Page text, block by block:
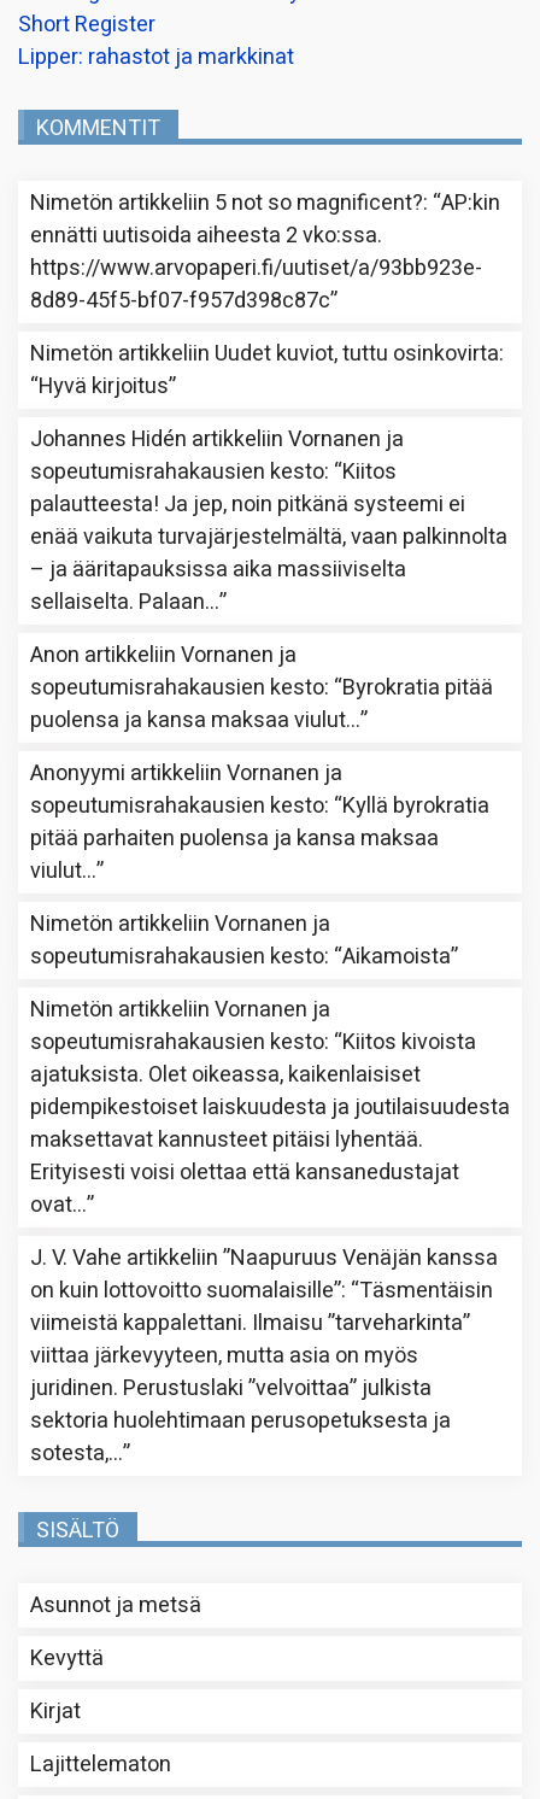
Short Register
Lipper: rahastot ja markkinat
KOMMENTIT
Nimetön artikkeliin 5 not so magnificent?: “AP:kin
ennätti uutisoida aiheesta 2 vko:ssa.
https://www.arvopaperi.fi/uutiset/a/93bb923e-
8d89-45f5-bf07-f957d398c87c”
Nimetön artikkeliin Uudet kuviot, tuttu osinkovirta:
“Hyvä kirjoitus”
Johannes Hidén artikkeliinVornanen ja
sopeutumisrahakausien kesto: “Kiitos
palautteesta! Ja jep, noin pitkänä systeemi ei
enää vaikuta turvajärjestelmältä, vaan palkinnolta
– ja ääritapauksissa aika massiiviselta
sellaiselta. Palaan…”
Anon artikkeliinVornanen ja
sopeutumisrahakausien kesto: “Byrokratia pitää
puolensa ja kansa maksaa viulut…”
Anonyymi artikkeliinVornanen ja
sopeutumisrahakausien kesto: “Kyllä byrokratia
pitää parhaiten puolensa ja kansa maksaa
viulut…”
Nimetön artikkeliinVornanen ja
sopeutumisrahakausien kesto: “Aikamoista”
Nimetön artikkeliinVornanen ja
sopeutumisrahakausien kesto: “Kiitos kivoista
ajatuksista. Olet oikeassa, kaikenlaisiset
pidempikestoiset laiskuudesta ja joutilaisuudesta
maksettavat kannusteet pitäisi lyhentää.
Erityisesti voisi olettaa että kansanedustajat
ovat…”
J. V. Vahe artikkeliin”Naapuruus Venäjän kanssa
on kuin lottovoitto suomalaisille”: “Täsmentäisin
viimeistä kappalettani. Ilmaisu ”tarveharkinta”
viittaa järkevyyteen, mutta asia on myös
juridinen. Perustuslaki ”velvoittaa” julkista
sektoria huolehtimaan perusopetuksesta ja
sotesta,…”
SISÄLTÖ
Asunnot ja metsä
Kevyttä
Kirjat
Lajittelematon